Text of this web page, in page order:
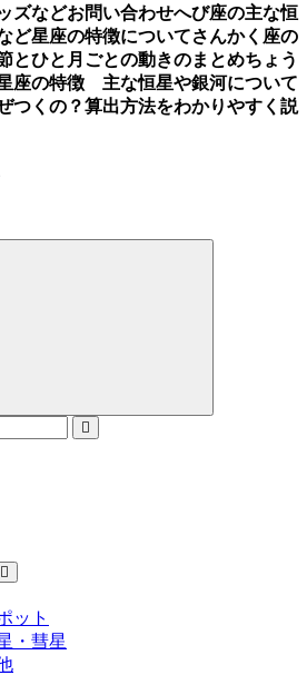
ズなどお問い合わせへび座の主な恒
ど星座の特徴についてさんかく座の
とひと月ごとの動きのまとめちょう
座の特徴 主な恒星や銀河について
つくの？算出方法をわかりやすく説
ット
・彗星